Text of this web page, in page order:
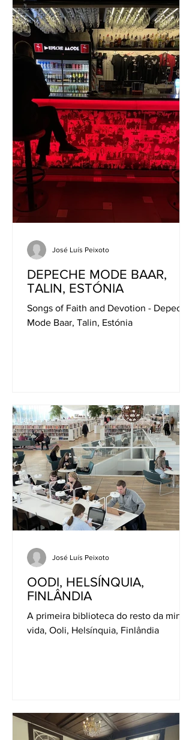
DEPECHE MODE BAAR,
TALIN, ESTÓNIA
Songs of Faith and Devotion - Depeche
Mode Baar, Talin, Estónia
José Luís Peixoto
OODI, HELSÍNQUIA,
FINLÂNDIA
A primeira biblioteca do resto da minha
vida, Ooli, Helsínquia, Finlândia
José Luís Peixoto